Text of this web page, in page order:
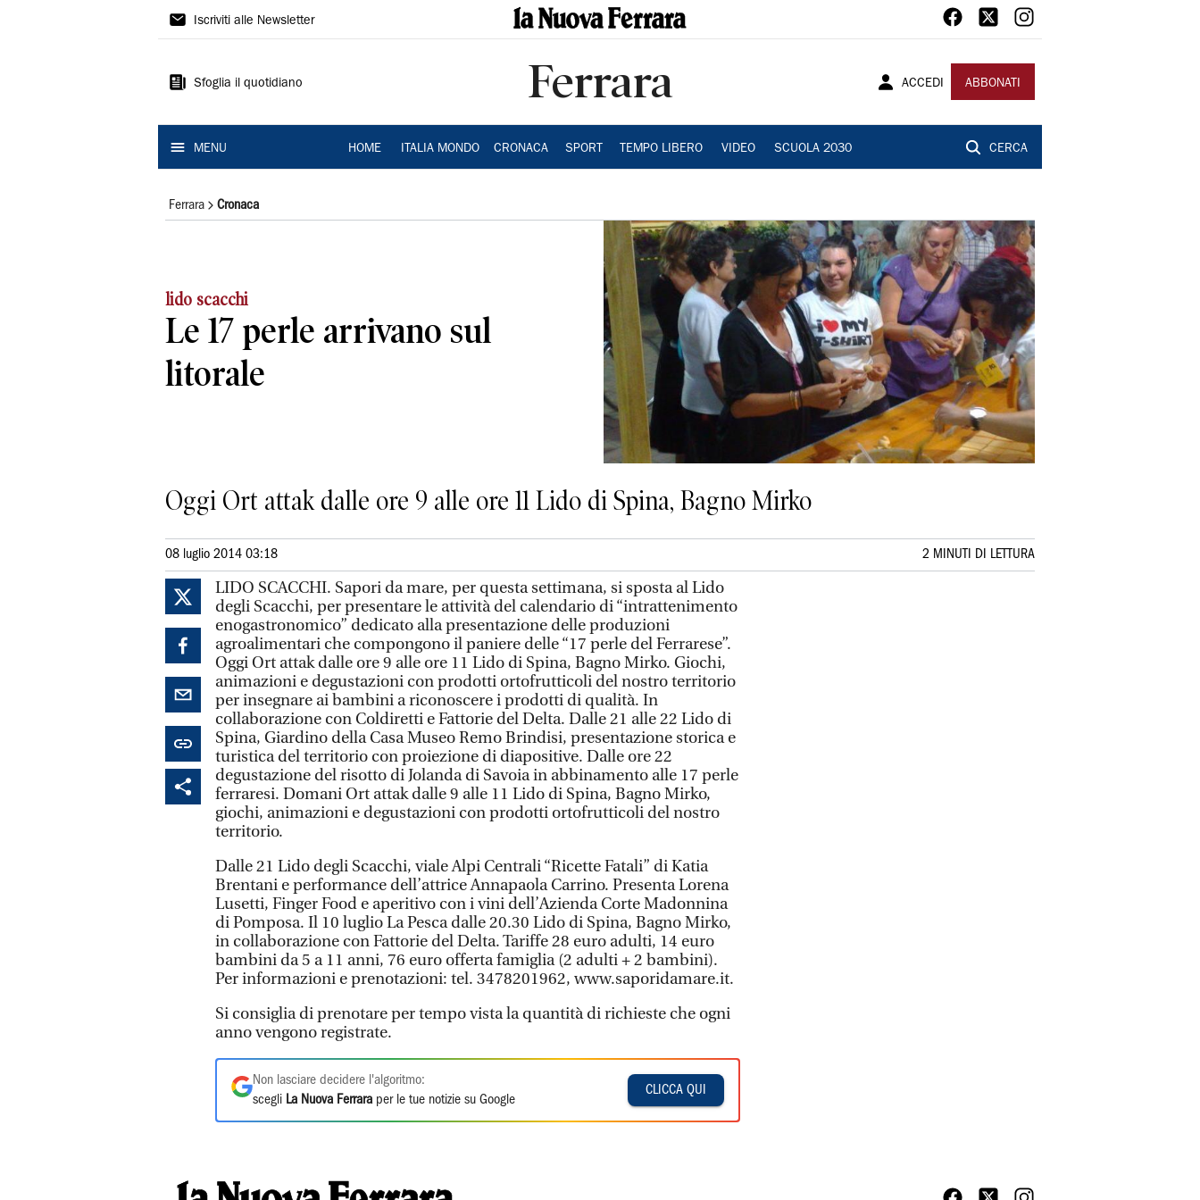
La
Ferrara
Iscriviti alle Newsletter
Sfoglia il quotidiano Ferrara ACCEDI ABBONATI
MENU HOME ITALIA MONDO CRONACA SPORT TEMPO LIBERO VIDEO SCUOLA 2030 CERCA
Ferrara Cronaca
lido scacchi
Le 17 perle arrivano sul
litorale
Oggi Ort attak dalle ore 9 alle ore 11 Lido di Spina, Bagno Mirko
08 luglio 2014 03:18 2 MINUTI DI LETTURA
LIDO SCACCHI. Sapori da mare, per questa settimana, si sposta al Lido
degli Scacchi, per presentare le attività del calendario di “intrattenimento
enogastronomico” dedicato alla presentazione delle produzioni
agroalimentari che compongono il paniere delle “17 perle del Ferrarese”.
Oggi Ort attak dalle ore 9 alle ore 11 Lido di Spina, Bagno Mirko. Giochi,
animazioni e degustazioni con prodotti ortofrutticoli del nostro territorio
per insegnare ai bambini a riconoscere i prodotti di qualità. In
collaborazione con Coldiretti e Fattorie del Delta. Dalle 21 alle 22 Lido di
Spina, Giardino della Casa Museo Remo Brindisi, presentazione storica e
turistica del territorio con proiezione di diapositive. Dalle ore 22
degustazione del risotto di Jolanda di Savoia in abbinamento alle 17 perle
ferraresi. Domani Ort attak dalle 9 alle 11 Lido di Spina, Bagno Mirko,
giochi, animazioni e degustazioni con prodotti ortofrutticoli del nostro
territorio.
Dalle 21 Lido degli Scacchi, viale Alpi Centrali “Ricette Fatali” di Katia
Brentani e performance dell’attrice Annapaola Carrino. Presenta Lorena
Lusetti, Finger Food e aperitivo con i vini dell’Azienda Corte Madonnina
di Pomposa. Il 10 luglio La Pesca dalle 20.30 Lido di Spina, Bagno Mirko,
in collaborazione con Fattorie del Delta. Tariffe 28 euro adulti, 14 euro
bambini da 5 a 11 anni, 76 euro offerta famiglia (2 adulti + 2 bambini).
Per informazioni e prenotazioni: tel. 3478201962, www.saporidamare.it.
Si consiglia di prenotare per tempo vista la quantità di richieste che ogni
anno vengono registrate.
Non lasciare decidere l'algoritmo:
scegli La Nuova Ferrara per le tue notizie su Google
CLICCA QUI